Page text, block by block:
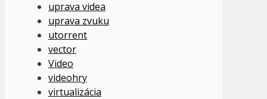
uprava videa
uprava zvuku
utorrent
vector
Video
videohry
virtualizácia